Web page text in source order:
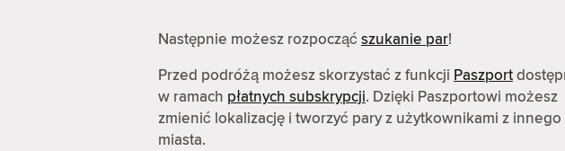
Następnie możesz rozpocząć szukanie par!
Przed podróżą możesz skorzystać z funkcji Paszport
w ramach płatnych subskrypcji. Dzięki Paszportowi możesz
zmienić lokalizację i tworzyć pary z użytkownikami z innego
miasta.